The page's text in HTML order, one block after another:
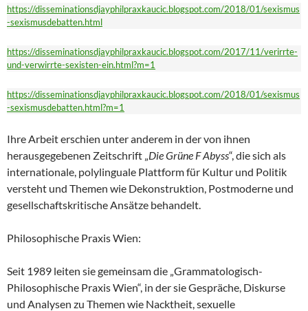
https://disseminationsdjayphilpraxkaucic.blogspot.com/2018/01/sexismus
-sexismusdebatten.html
https://disseminationsdjayphilpraxkaucic.blogspot.com/2017/11/verirrte-
und-verwirrte-sexisten-ein.html?m=1
https://disseminationsdjayphilpraxkaucic.blogspot.com/2018/01/sexismus
-sexismusdebatten.html?m=1
Ihre Arbeit erschien unter anderem in der von ihnen
herausgegebenen Zeitschrift „Die Grüne FAbyss“, die sich als
internationale, polylinguale Plattform für Kultur und Politik
versteht und Themen wie Dekonstruktion, Postmoderne und
gesellschaftskritische Ansätze behandelt.
Philosophische Praxis Wien:
Seit 1989 leiten sie gemeinsam die „Grammatologisch-
Philosophische Praxis Wien“, in der sie Gespräche, Diskurse
und Analysen zu Themen wie Nacktheit, sexuelle